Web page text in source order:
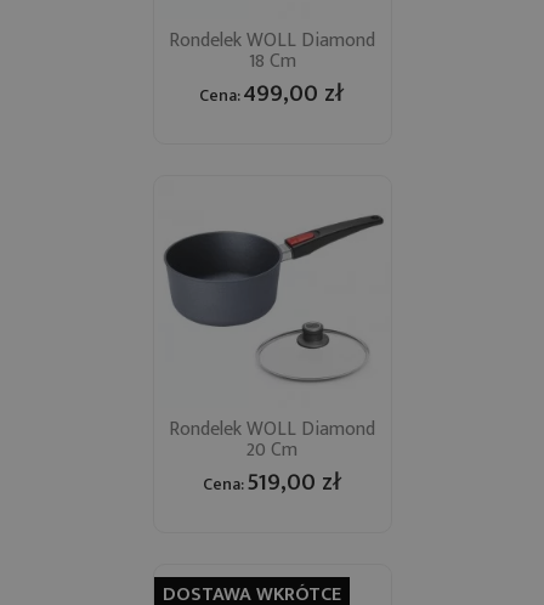
Rondelek WOLL Diamond
18 Cm
Cena:499,00 zł
Rondelek WOLL Diamond
20 Cm
Cena:519,00 zł
DOSTAWA WKRÓTCE